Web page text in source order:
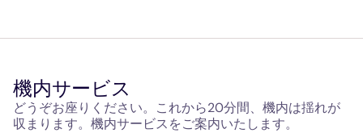
機内サービス
どうぞお座りください。これから20分間、機内は揺れが
収まります。機内サービスをご案内いたします。